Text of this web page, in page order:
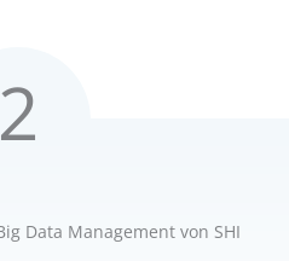
2
Data Management von SHI